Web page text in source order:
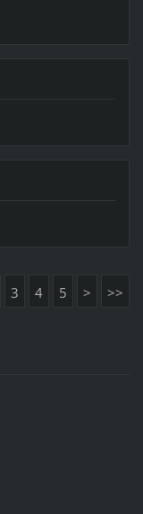
3 4 5 > >>